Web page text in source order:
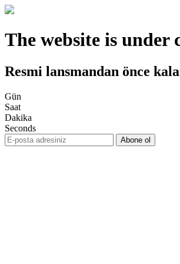
The website is under
Resmi lansmandan önce
Gün
Saat
Dakika
Seconds